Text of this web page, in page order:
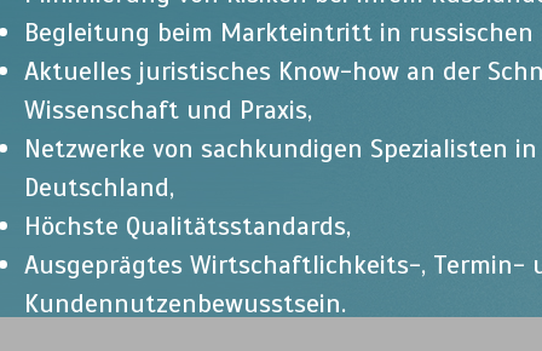
Begleitung beim Markteintritt in russischen
Aktuelles juristisches Know-how an der
Wissenschaft und Praxis,
Netzwerke von sachkundigen Spezialisten
Deutschland,
Höchste Qualitätsstandards,
Ausgeprägtes Wirtschaftlichkeits-, Termin-
Kundennutzenbewusstsein.